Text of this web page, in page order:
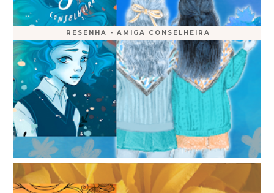
RESENHA - AMIGA CONSELHEIRA